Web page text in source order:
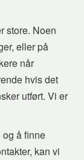
store. Noen
eller på
når
hvis det
utført. Vi er
og å finne
kan vi